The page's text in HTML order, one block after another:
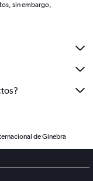
sin embargo,
de Ginebra